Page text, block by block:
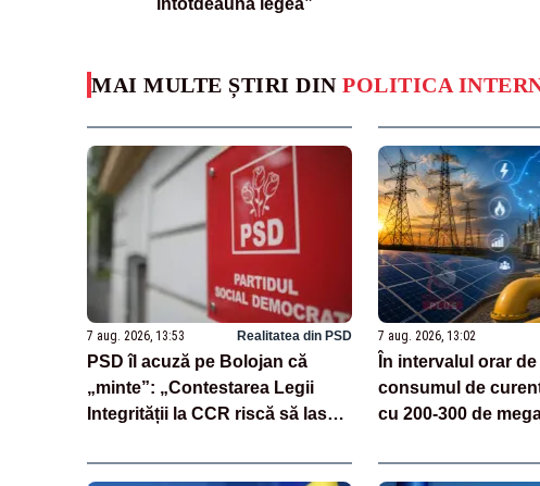
MAI MULTE ȘTIRI DIN POLITICA
7 aug. 2026, 13:53 Realitatea din PSD
PSD îl acuză pe Bolojan că
„minte”: „Contestarea Legii
Integrității la CCR riscă să lase
de euro”
7 aug. 2026, 13:02
În intervalul orar
consumul de
cu 200-300 de